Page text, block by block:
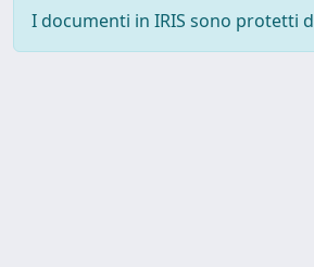
I documenti in IRIS sono protetti